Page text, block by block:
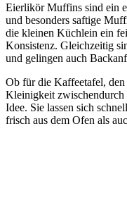
Eierlikör Muffins sind ein
und besonders saftige
die kleinen Küchlein ein
Konsistenz. Gleichzeitig
und gelingen auch
Ob für die Kaffeetafel, den
Kleinigkeit
Idee. Sie lassen sich
frisch aus dem Ofen als